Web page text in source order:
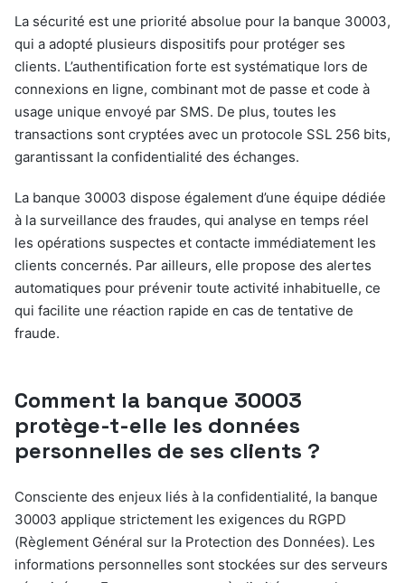
La sécurité est une priorité absolue pour la banque 30003,
qui a adopté plusieurs dispositifs pour protéger ses
clients. L’authentification forte est systématique lors de
connexions en ligne, combinant mot de passe et code à
usage unique envoyé par SMS. De plus, toutes les
transactions sont cryptées avec un protocole SSL 256 bits,
garantissant la confidentialité des échanges.
La banque 30003 dispose également d’une équipe dédiée
à la surveillance des fraudes, qui analyse en temps réel
les opérations suspectes et contacte immédiatement les
clients concernés. Par ailleurs, elle propose des alertes
automatiques pour prévenir toute activité inhabituelle, ce
qui facilite une réaction rapide en cas de tentative de
fraude.
Comment la banque 30003
protège-t-elle les données
personnelles de ses clients ?
Consciente des enjeux liés à la confidentialité, la banque
30003 applique strictement les exigences du RGPD
(Règlement Général sur la Protection des Données). Les
informations personnelles sont stockées sur des serveurs